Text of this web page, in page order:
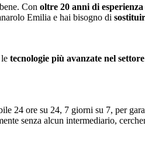
Con oltre 20 anni di
Emilia e hai bisogno di
tecnologie più avanzate nel
24 ore su 24, 7 giorni su 7, per
senza alcun intermediario,